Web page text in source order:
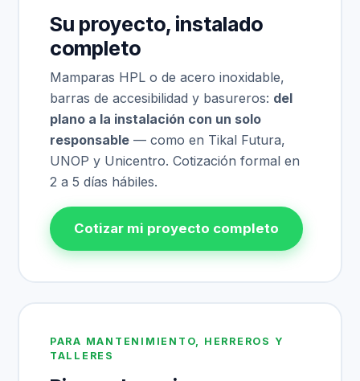
Su proyecto, instalado
completo
Mamparas HPL o de acero inoxidable,
barras de accesibilidad y basureros: del
plano a la instalación con un solo
responsable — como en Tikal Futura,
UNOP y Unicentro. Cotización formal en
2 a 5 días hábiles.
Cotizar mi proyecto completo
PARA MANTENIMIENTO, HERREROS Y
TALLERES